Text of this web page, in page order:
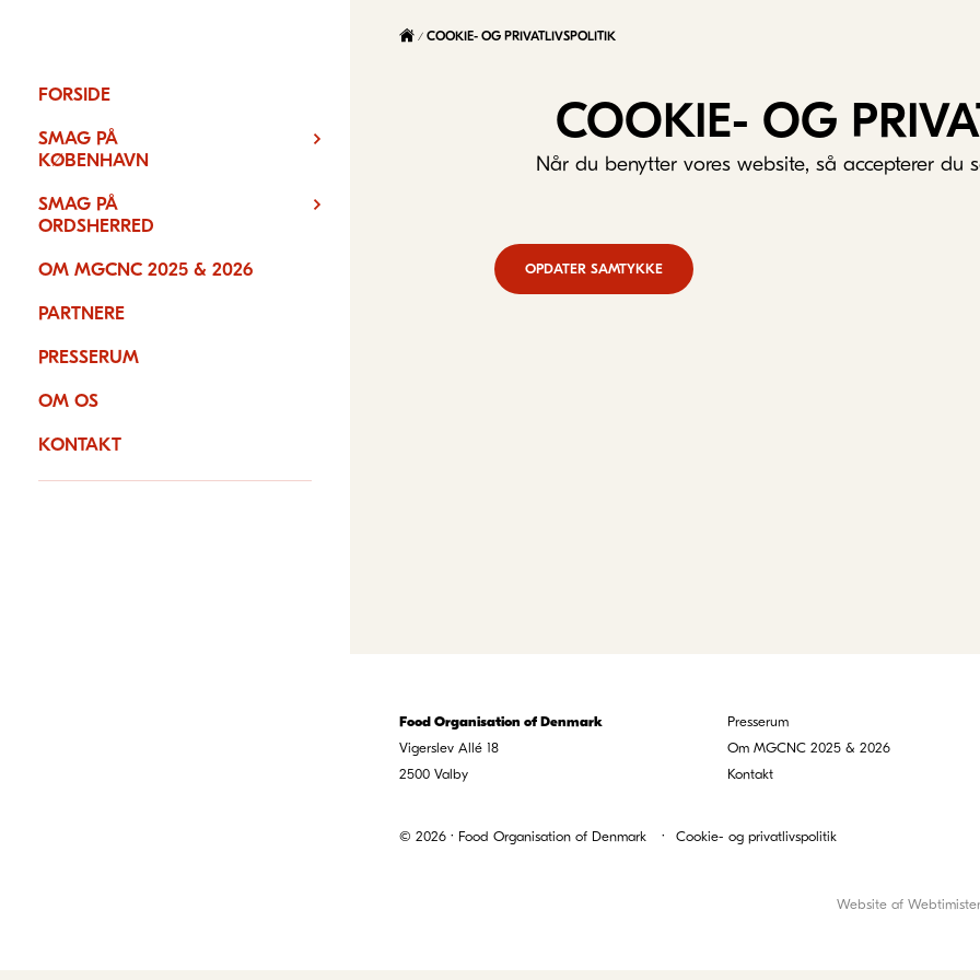
FORSIDE
SMAG PÅ
KØBENHAVN
SMAG PÅ
ORDSHERRED
OM MGCNC 2025 & 2026
PARTNERE
PRESSERUM
OM OS
KONTAKT
COOKIE- OG PRIVATLIVSPOLITIK
COOKIE- OG
Når du benytter vores website, så accepterer du
OPDATER SAMTYKKE
Food Organisation of Denmark
Vigerslev Allé 18
2500 Valby
Presserum
Om MGCNC 2025 & 2026
Kontakt
© 2026 · Food Organisation of Denmark Cookie- og privatlivspolitik
Website af